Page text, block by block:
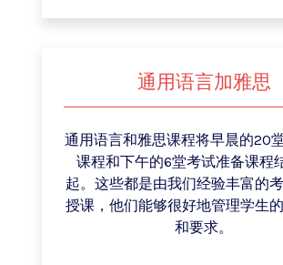
通用语言加雅思
通用语言和雅思课程将早晨的20
课程和下午的6堂考试准备课程
起。这些都是由我们经验丰富的
授课，他们能够很好地管理学生
和要求。